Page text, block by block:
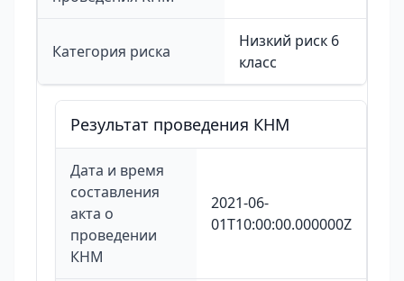
Категория риска
Низкий риск 6
класс
Результат проведения КНМ
Дата и время
составления
акта о
проведении
КНМ
2021-06-
01T10:00:00.000000Z